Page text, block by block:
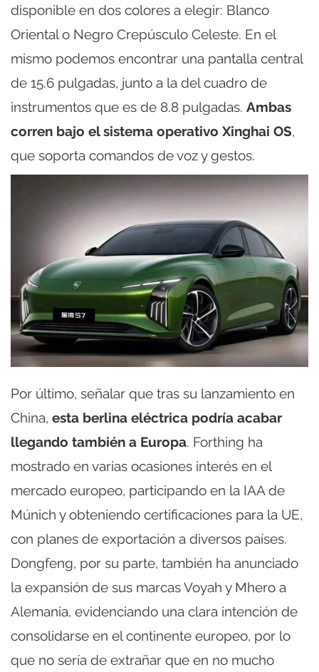
disponible en dos colores a elegir: Blanco
Oriental o Negro Crepúsculo Celeste. En el
mismo podemos encontrar una pantalla central
de 15.6 pulgadas, junto a la del cuadro de
instrumentos que es de 8.8 pulgadas. Ambas
corren bajo el sistema operativo Xinghai OS,
que soporta comandos de voz y gestos.
Por último, señalar que tras su lanzamiento en
China, esta berlina eléctrica podría acabar
llegando también a Europa. Forthing ha
mostrado en varias ocasiones interés en el
mercado europeo, participando en la IAA de
Múnich y obteniendo certificaciones para la UE,
con planes de exportación a diversos países.
Dongfeng, por su parte, también ha anunciado
la expansión de sus marcas Voyah y Mhero a
Alemania, evidenciando una clara intención de
consolidarse en el continente europeo, por lo
que no sería de extrañar que en no mucho